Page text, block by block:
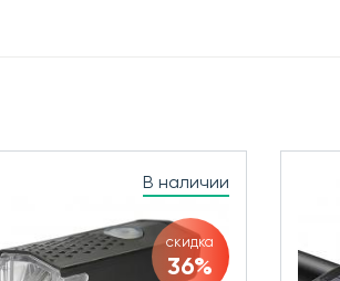
В наличии
скидка
36%